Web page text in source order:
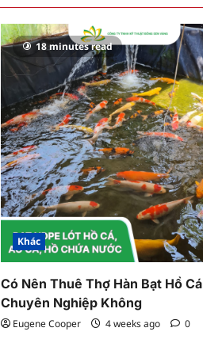
18 minutes read
Khác
Có Nên Thuê Thợ Hàn Bạt Hồ Cá
Chuyên Nghiệp Không
Eugene Cooper 4 weeks ago 0